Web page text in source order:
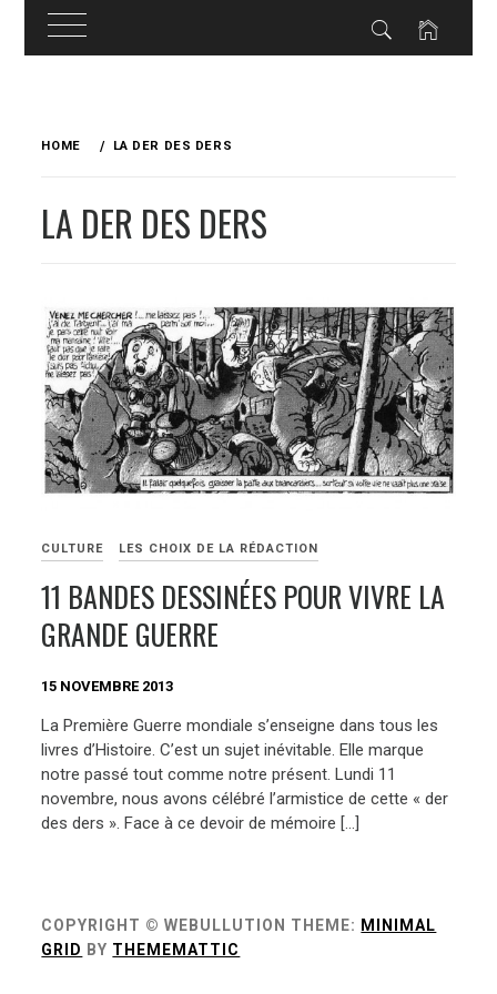
HOME LA DER DES DERS
LA DER DES DERS
CULTURE LES CHOIX DE LA RÉDACTION
11 BANDES DESSINÉES POUR VIVRE LA
GRANDE GUERRE
15 NOVEMBRE 2013
La Première Guerre mondiale s’enseigne dans tous les
livres d’Histoire. C’est un sujet inévitable. Elle marque
notre passé tout comme notre présent. Lundi 11
novembre, nous avons célébré l’armistice de cette « der
des ders ». Face à ce devoir de mémoire […]
COPYRIGHT © WEBULLUTION THEME: MINIMAL
GRID BY THEMEMATTIC